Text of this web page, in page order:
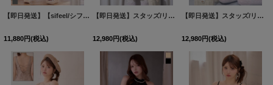
【即日発送】【sifeel/シフィール】ベアトップ/ビジュー/キャミソール/クロス紐/チュール/フレアー/ワンピースドレス/キャバドレス【S-Mサイズ/2カラー】[OF01]【SB】dzmuLD
11,880円(税込)
【即日発送】スタッズ/リボン/ホルターネック/2段ティアード/フレアー/谷間見せ/スーツ生地/ミニドレス/キャバドレス【XS-Mサイズ/2カラー】[OF03]【YN】dzwuBF
12,980円(税込)
【即日発送】スタッズ/リボン/ホルターネック/2段ティアード/フレアー/谷間見せ/スーツ生地/ミニドレス/キャバドレス【XS-Mサイズ/2カラー】[OF03]【YN】dzwuBF
12,980円(税込)